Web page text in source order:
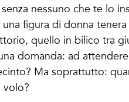
nessuno che te lo
figura di donna
quello in bilico tra
domanda: ad
Ma soprattutto:
volo?